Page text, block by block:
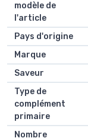
modèle de
l'article
Pays d'origine
Marque
Saveur
Type de
complément
primaire
Nombre